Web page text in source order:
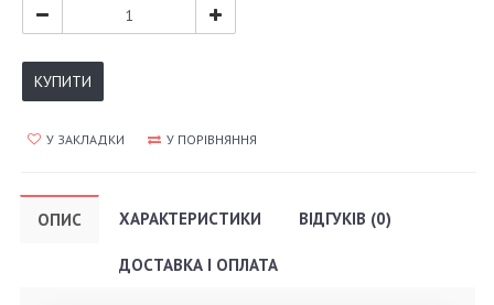
КУПИТИ
У ЗАКЛАДКИ У ПОРІВНЯННЯ
ОПИС ХАРАКТЕРИСТИКИ ВІДГУКІВ (0)
ДОСТАВКА І ОПЛАТА